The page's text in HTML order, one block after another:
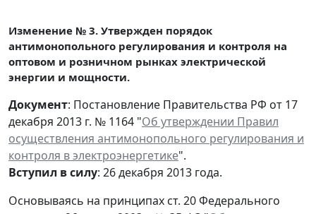
Изменение № 3. Утвержден порядок
антимонопольного регулирования и контроля на
оптовом и розничном рынках электрической
энергии и мощности.
Документ: Постановление Правительства РФ от 17
декабря 2013 г. № 1164 "Об утверждении Правил
осуществления антимонопольного регулирования и
контроля в электроэнергетике".
Вступил в силу: 26 декабря 2013 года.
Основываясь на принципах ст. 20 Федерального